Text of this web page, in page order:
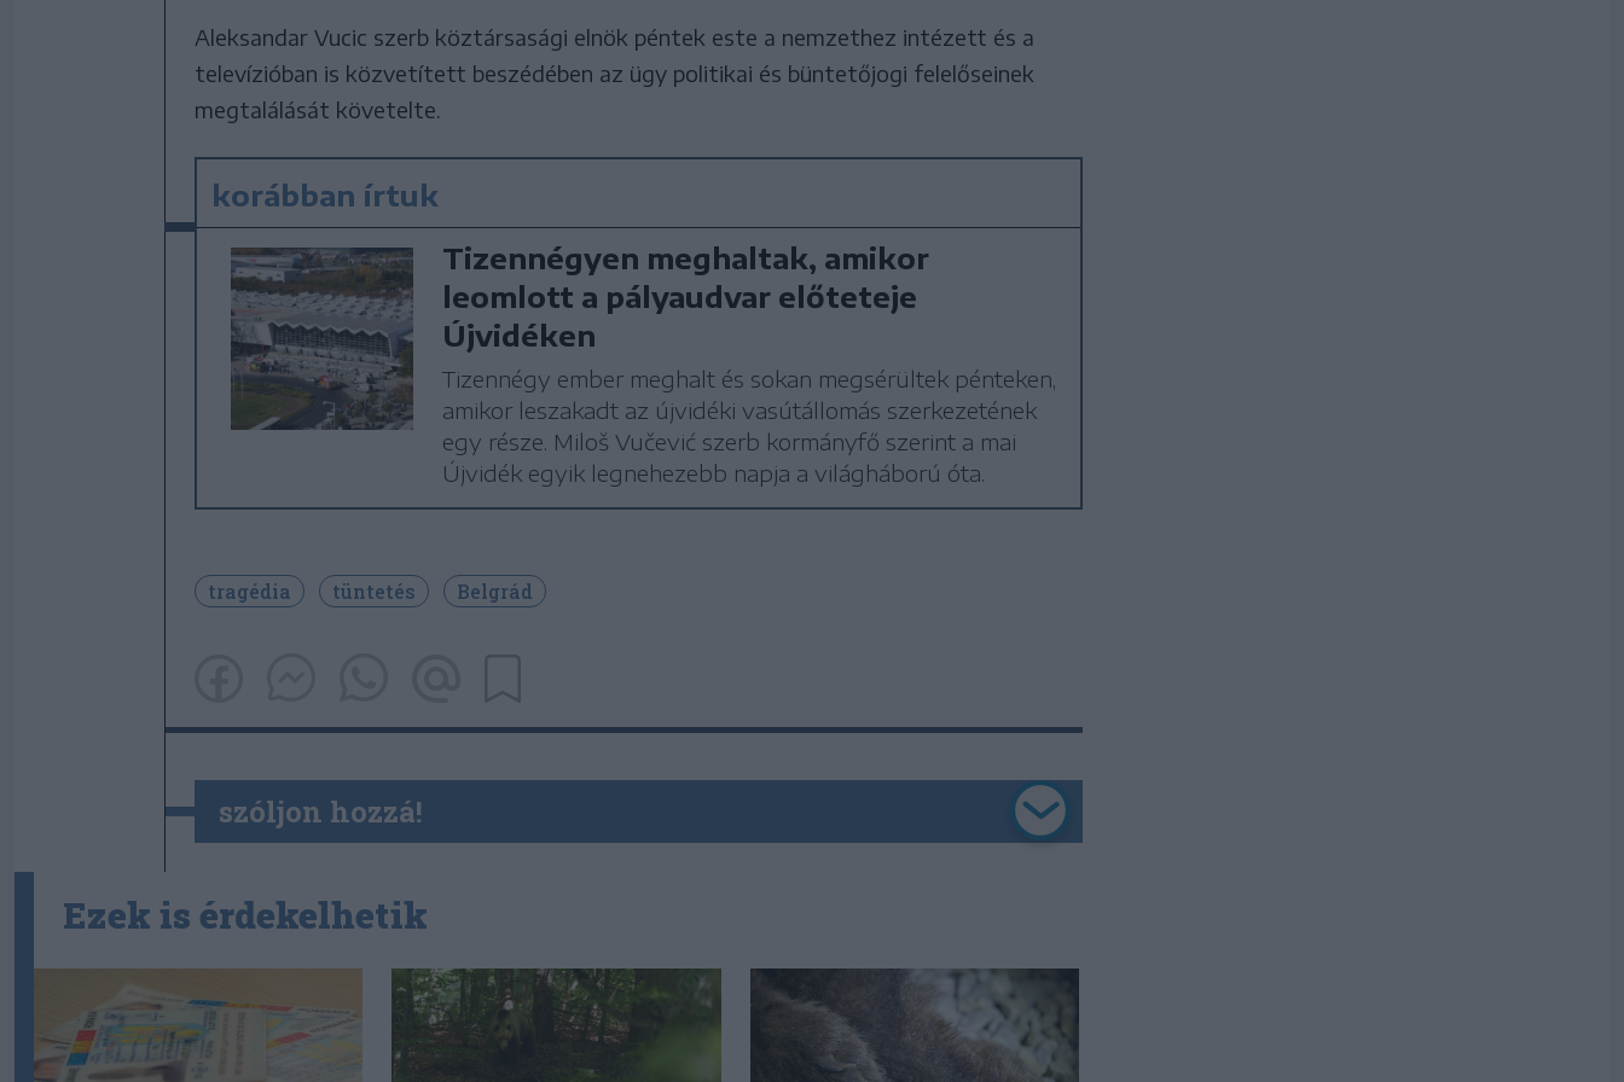
Aleksandar Vucic szerb köztársasági elnök péntek este a nemzethez intézett és a
televízióban is közvetített beszédében az ügy politikai és büntetőjogi felelőseinek
megtalálását követelte.
korábban írtuk
Tizennégyen meghaltak, amikor
leomlott a pályaudvar előteteje
Újvidéken
Tizennégy ember meghalt és sokan megsérültek pénteken,
amikor leszakadt az újvidéki vasútállomás szerkezetének
egy része. Miloš Vučević szerb kormányfő szerint a mai
Újvidék egyik legnehezebb napja a világháború óta.
tragédia tüntetés Belgrád
szóljon hozzá!
Ezek is érdekelhetik